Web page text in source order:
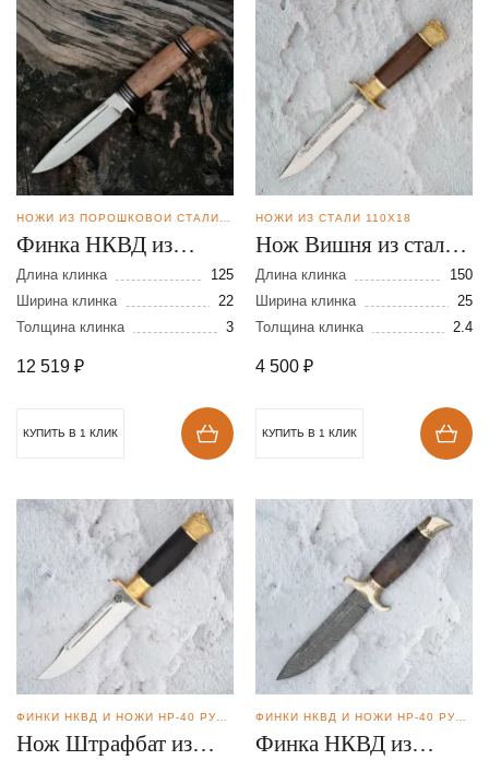
НОЖИ ИЗ ПОРОШКОВОЙ СТАЛИ ELMAX
Финка НКВД из
порошковой стали
Elmax
Длина клинка
125
Ширина клинка
22
Толщина клинка
3
12 519 ₽
КУПИТЬ В 1 КЛИК
НОЖИ ИЗ СТАЛИ 110Х18
Нож Вишня из стали
110Х18
Длина клинка
150
Ширина клинка
25
Толщина клинка
2.4
4 500 ₽
КУПИТЬ В 1 КЛИК
ФИНКИ НКВД И НОЖИ НР-40 РУЧНОЙ КОВКИ
Нож Штрафбат из
ФИНКИ НКВД И НОЖИ НР-40 РУЧНОЙ КОВКИ
Финка НКВД из